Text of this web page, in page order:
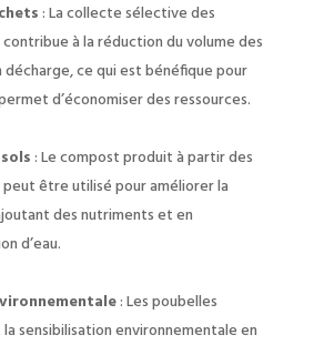
: La collecte sélective des
à la réduction du volume des
ce qui est bénéfique pour
d’économiser des ressources.
: Le compost produit à partir des
être utilisé pour améliorer la
des nutriments et en
d’eau.
: Les poubelles
sensibilisation environnementale en